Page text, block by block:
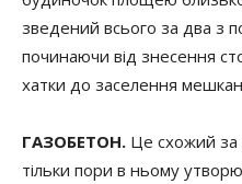
зведений всього за два з
починаючи від знесення
хатки до заселення
ГАЗОБЕТОН. Це схожий за
тільки пори в ньому